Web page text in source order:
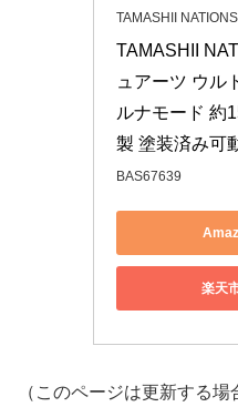
TAMASHII NATIONS
TAMASHII
ュアーツ ウル
ルナモード 約
製 塗装済み可
BAS67639
楽天
（このページは更新する場